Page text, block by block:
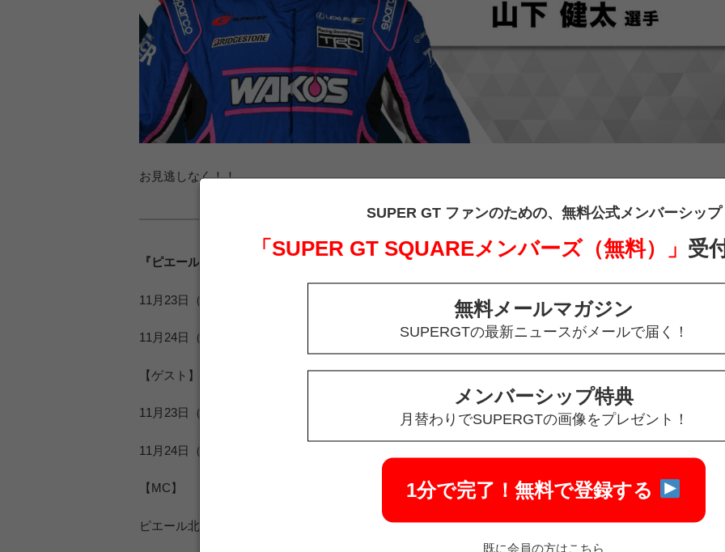
お見逃しなく！！
『ピエールこにわトークショー』
11月23日（土）16:45～ イベント広場内オフィシャルステージ
11月24日（日）16:20～ イベント広場内オフィシャルステージ
【ゲスト】
11月23日（土）大嶋和也選手（No.6 WAKO’S 4CR LC500）
11月24日（日）山下健太選手（No.6 WAKO’S 4CR LC500）
【MC】
ピエール北川（SUPER GTオフィシャルアナウンサー）
SUPER GT ファンのための、 無料公式メンバーシップ
「SUPER GT SQUAREメンバーズ（無料）」 受
無料メールマガジン
SUPERGTの最新ニュースがメールで届く！
メンバーシップ特典
月替わりでSUPERGTの画像をプレゼント！
1分で完了！無料で登録する
既に会員の方はこちら